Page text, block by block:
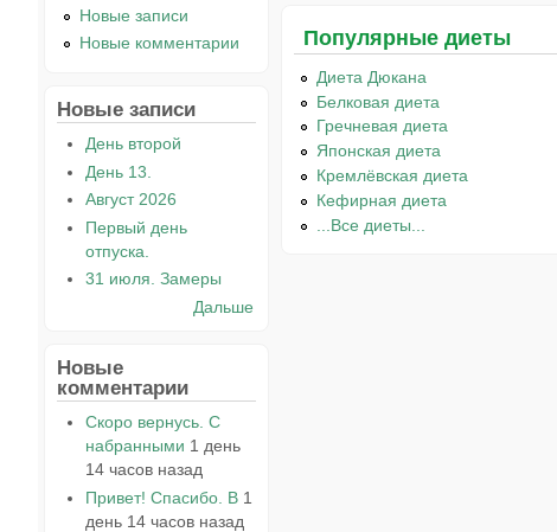
Популярные диеты
Диета Дюкана
Белковая диета
Гречневая диета
Японская диета
Кремлёвская диета
Кефирная диета
...Все диеты...
Новые записи
Новые комментарии
Новые записи
День второй
День 13.
Август 2026
Первый день
отпуска.
31 июля. Замеры
Дальше
Новые
комментарии
Скоро вернусь. С
набранными 1 день
14 часов назад
Привет! Спасибо. В 1
день 14 часов назад